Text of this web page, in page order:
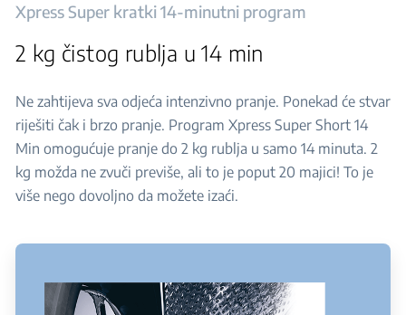
Xpress Super kratki 14-minutni program
2 kg čistog rublja u 14 min
Ne zahtijeva sva odjeća intenzivno pranje. Ponekad će stvar
riješiti čak i brzo pranje. Program Xpress Super Short 14
Min omogućuje pranje do 2 kg rublja u samo 14 minuta. 2
kg možda ne zvuči previše, ali to je poput 20 majici! To je
više nego dovoljno da možete izaći.